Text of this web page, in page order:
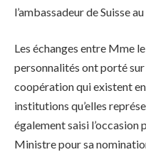
l’ambassadeur de Suisse
Les échanges entre Mme
personnalités ont porté
coopération qui existent
institutions qu’elles
également saisi
Ministre pour sa